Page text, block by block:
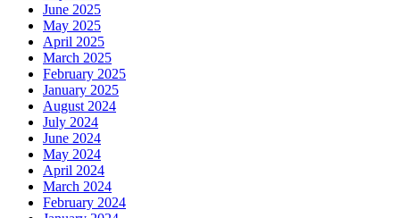
June 2025
May 2025
April 2025
March 2025
February 2025
January 2025
August 2024
July 2024
June 2024
May 2024
April 2024
March 2024
February 2024